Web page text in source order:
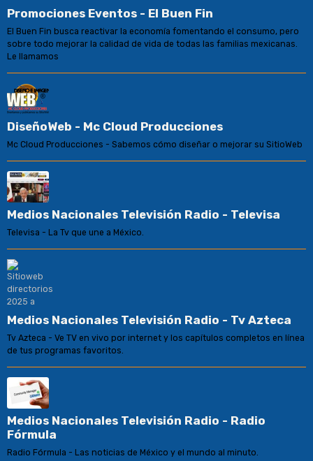
Promociones Eventos - El Buen Fin
El Buen Fin busca reactivar la economía fomentando el consumo, pero
sobre todo mejorar la calidad de vida de todas las familias mexicanas.
Le llamamos
DiseñoWeb - Mc Cloud Producciones
Mc Cloud Producciones - Sabemos cómo diseñar o mejorar su SitioWeb
Medios Nacionales Televisión Radio - Televisa
Televisa - La Tv que une a México.
Medios Nacionales Televisión Radio - Tv Azteca
Tv Azteca - Ve TV en vivo por internet y los capítulos completos en línea
de tus programas favoritos.
Medios Nacionales Televisión Radio - Radio
Fórmula
Radio Fórmula - Las noticias de México y el mundo al minuto.